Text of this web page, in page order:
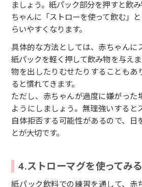
ましょう。紙パック部分を押すと飲
ちゃんに「ストローを使って飲む」
らいやすくなります。
具体的な方法としては、赤ちゃんに
紙パックを軽く押して飲み物を与え
物を出したりむせたりすることもあ
ると慣れてきます。
ただし、赤ちゃんが過度に嫌がった
ようにしましょう。無理強いすると
自体拒否する可能性があるので、日
とが大切です。
4.ストローマグを使ってみる
紙パック飲料での練習を通して、赤